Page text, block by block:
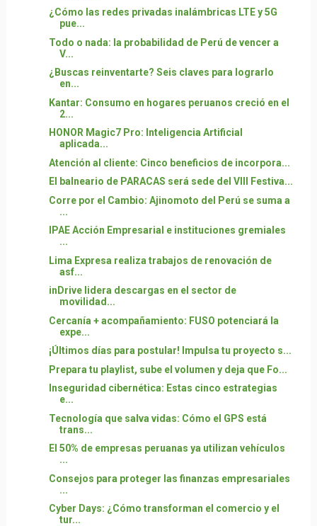
¿Cómo las redes privadas inalámbricas LTE y 5G
pue...
Todo o nada: la probabilidad de Perú de vencer a
V...
¿Buscas reinventarte? Seis claves para lograrlo
en...
Kantar: Consumo en hogares peruanos creció en el
2...
HONOR Magic7 Pro: Inteligencia Artificial
aplicada...
Atención al cliente: Cinco beneficios de incorpora...
El balneario de PARACAS será sede del VIII Festiva...
Corre por el Cambio: Ajinomoto del Perú se suma a
...
IPAE Acción Empresarial e instituciones gremiales
...
Lima Expresa realiza trabajos de renovación de
asf...
inDrive lidera descargas en el sector de
movilidad...
Cercanía + acompañamiento: FUSO potenciará la
expe...
¡Últimos días para postular! Impulsa tu proyecto s...
Prepara tu playlist, sube el volumen y deja que Fo...
Inseguridad cibernética: Estas cinco estrategias
e...
Tecnología que salva vidas: Cómo el GPS está
trans...
El 50% de empresas peruanas ya utilizan vehículos
...
Consejos para proteger las finanzas empresariales
...
Cyber Days: ¿Cómo transforman el comercio y el
tur...